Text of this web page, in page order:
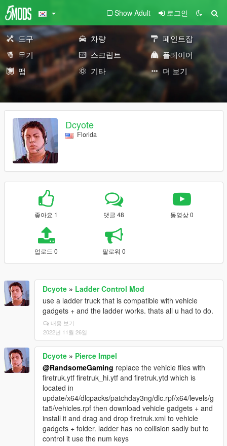
Show Adult 로그인
도구 차량
페인트잡
무기
스크립트
플레이어
맵
기타 더 보기
Dcyote
Florida
좋아요 1 댓글 48 동영상 0
업로드 0 팔로워 0
Dcyote » Ladder Control Mod
use a ladder truck that is compatible with vehicle
gadgets + and the ladder works. thats all u had to do.
내용 보기
2022년 11월 26일
Dcyote » Pierce Impel
@RandsomeGaming replace the vehicle files with
firetruk.ytf firetruk_hi.ytf and firetruk.ytd which is
located in
update/x64/dlcpacks/patchday3ng/dlc.rpf/x64/levels/g
ta5/vehicles.rpf then download vehicle gadgets + and
install it and drag and drop firetruk.xml to vehicle
gadgets + folder. ladder has no collision sadly but to
control it use the num keys